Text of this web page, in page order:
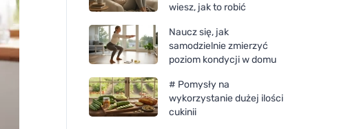
wiesz, jak to robić
Naucz się, jak
samodzielnie zmierzyć
poziom kondycji w domu
# Pomysły na
wykorzystanie dużej ilości
cukinii